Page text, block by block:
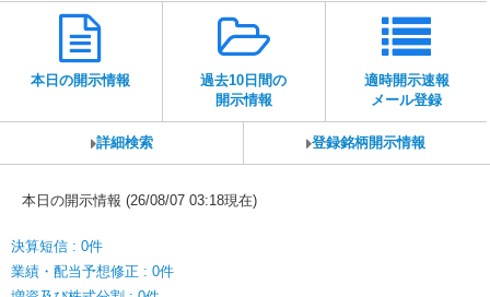
本日の開示情報
過去10日間の
開示情報
適時開示速報
メール登録
詳細検索 登録銘柄開示情報
本日の開示情報 (26/08/07 03:18現在)
決算短信 : 0件
業績・配当予想修正 : 0件